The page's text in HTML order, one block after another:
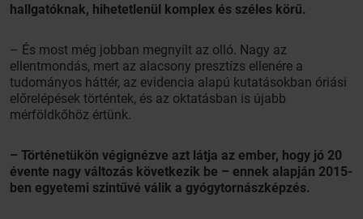
hallgatóknak, hihetetlenül komplex és széles körű.
– És most még jobban megnyílt az olló. Nagy az
ellentmondás, mert az alacsony presztízs ellenére a
tudományos háttér, az evidencia alapú kutatásokban óriási
előrelépések történtek, és az oktatásban is újabb
mérföldkőhöz értünk.
– Történetükön végignézve azt látja az ember, hogy jó 20
évente nagy változás következik be – ennek alapján 2015-
ben egyetemi szintűvé válik a gyógytornászképzés.